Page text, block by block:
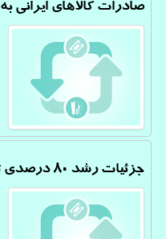
صادرات كالاهای ایرانی به 143 كشور دنیا
جزئیات رشد 80 درصدی تجارت خارجی